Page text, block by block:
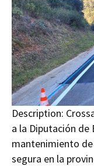
Description:
a la Diputación de
mantenimiento
segura en la